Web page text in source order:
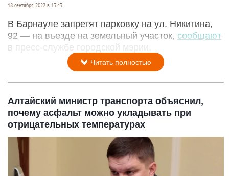
18 сентября 2022 в 13:43
В Барнауле запретят парковку на ул. Никитина,
92 — на въезде на земельный участок, сообщают
в пресс-службе городской мэрии.
Читать полностью
Алтайский министр транспорта объяснил,
почему асфальт можно укладывать при
отрицательных температурах